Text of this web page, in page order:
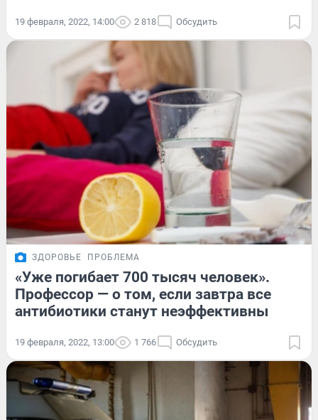
19 февраля, 2022, 14:00 2 818 Обсудить
ЗДОРОВЬЕ ПРОБЛЕМА
«Уже погибает 700 тысяч человек».
Профессор — о том, если завтра все
антибиотики станут неэффективны
19 февраля, 2022, 13:00 1 766 Обсудить